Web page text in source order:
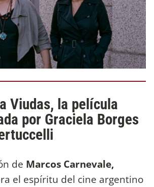
Viudas, la película
por Graciela Borges
de Marcos Carnevale,
el espíritu del cine argentino